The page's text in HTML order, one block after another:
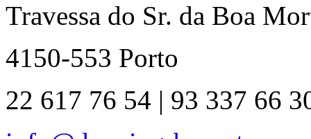
Travessa do Sr. da Boa
4150-553 Porto
22 617 76 54 | 93 337 66